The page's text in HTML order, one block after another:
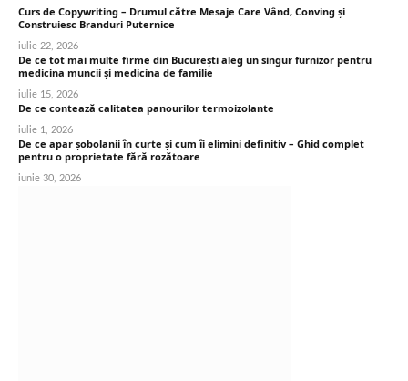
Curs de Copywriting – Drumul către Mesaje Care Vând, Conving și
Construiesc Branduri Puternice
iulie 22, 2026
De ce tot mai multe firme din București aleg un singur furnizor pentru
medicina muncii și medicina de familie
iulie 15, 2026
De ce contează calitatea panourilor termoizolante
iulie 1, 2026
De ce apar șobolanii în curte și cum îi elimini definitiv – Ghid complet
pentru o proprietate fără rozătoare
iunie 30, 2026